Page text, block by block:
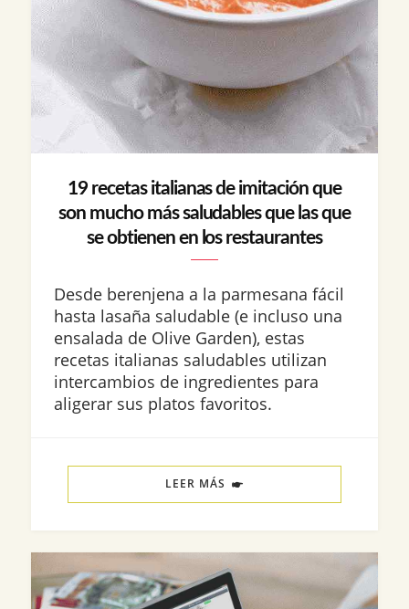
19 recetas italianas de imitación que
son mucho más saludables que las que
se obtienen en los restaurantes
Desde berenjena a la parmesana fácil
hasta lasaña saludable (e incluso una
ensalada de Olive Garden), estas
recetas italianas saludables utilizan
intercambios de ingredientes para
aligerar sus platos favoritos.
LEER MÁS